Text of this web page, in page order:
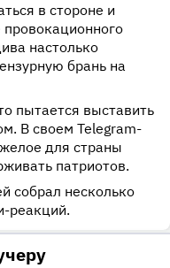
в стороне и
настолько
брань на
пытается выставить
В своем Telegram-
для страны
патриотов.
собрал несколько
реакций.